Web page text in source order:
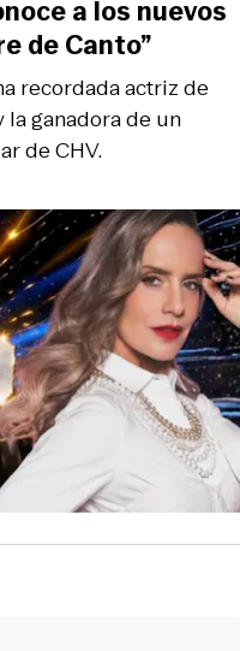
recordada actriz de
ganadora de un
de CHV.
a los nuevos
de Canto”